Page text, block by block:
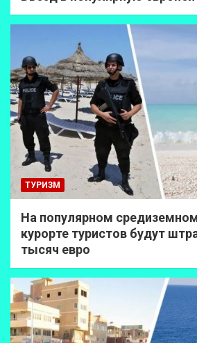
ТУРИЗМ
На популярном
курорте туристов будут
тысяч евро